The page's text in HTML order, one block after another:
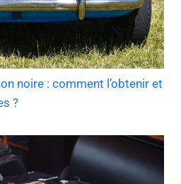
noire : comment l’obtenir et
?